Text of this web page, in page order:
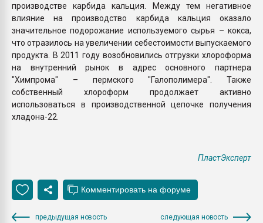
производстве карбида кальция. Между тем негативное
влияние на производство карбида кальция оказало
значительное подорожание используемого сырья – кокса,
что отразилось на увеличении себестоимости выпускаемого
продукта. В 2011 году возобновились отгрузки хлороформа
на внутренний рынок в адрес основного партнера
"Химпрома" – пермского "Галополимера". Также
собственный хлороформ продолжает активно
использоваться в производственной цепочке получения
хладона-22.
ПластЭксперт
предыдущая новость следующая новость